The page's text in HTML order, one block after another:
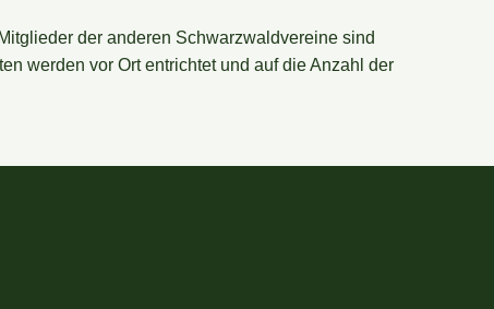
der anderen Schwarzwaldvereine sind
werden vor Ort entrichtet und auf die Anzahl der